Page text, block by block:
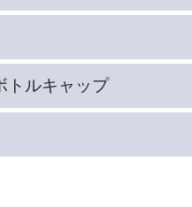
トルキャップ